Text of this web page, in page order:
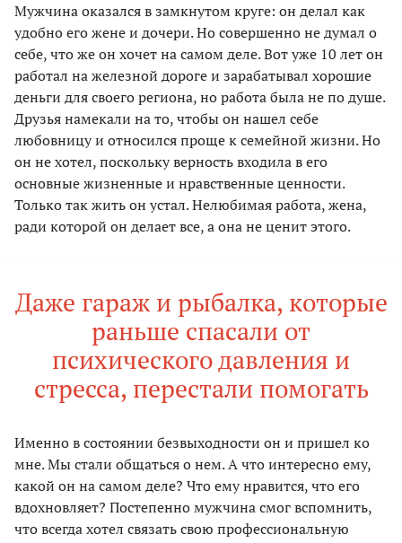
Мужчина оказался в замкнутом круге: он делал как
удобно его жене и дочери. Но совершенно не думал о
себе, что же он хочет на самом деле. Вот уже 10 лет он
работал на железной дороге и зарабатывал хорошие
деньги для своего региона, но работа была не по душе.
Друзья намекали на то, чтобы он нашел себе
любовницу и относился проще к семейной жизни. Но
он не хотел, поскольку верность входила в его
основные жизненные и нравственные ценности.
Только так жить он устал. Нелюбимая работа, жена,
ради которой он делает все, а она не ценит этого.
Даже гараж и рыбалка, которые
раньше спасали от
психического давления и
стресса, перестали помогать
Именно в состоянии безвыходности он и пришел ко
мне. Мы стали общаться о нем. А что интересно ему,
какой он на самом деле? Что ему нравится, что его
вдохновляет? Постепенно мужчина смог вспомнить,
что всегда хотел связать свою профессиональную